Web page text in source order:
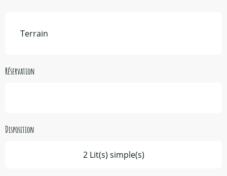
Terrain
Réservation
Disposition
2 Lit(s) simple(s)